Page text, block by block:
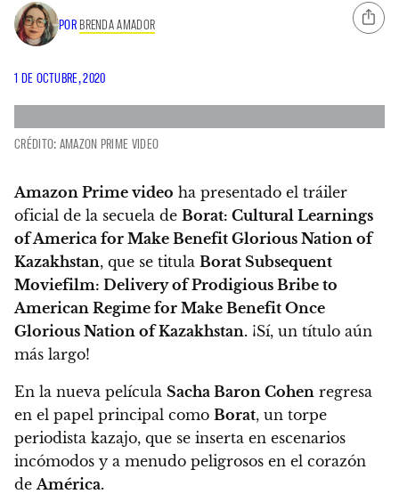
POR BRENDA AMADOR
1 DE OCTUBRE, 2020
CRÉDITO: AMAZON PRIME VIDEO
Amazon Prime video ha presentado el tráiler
oficial de la secuela de Borat: Cultural Learnings
of America for Make Benefit Glorious Nation of
Kazakhstan, que se titula Borat Subsequent
Moviefilm: Delivery of Prodigious Bribe to
American Regime for Make Benefit Once
Glorious Nation of Kazakhstan. ¡Sí, un título aún
más largo!
En la nueva película Sacha Baron Cohen regresa
en el papel principal como Borat, un torpe
periodista kazajo, que se inserta en escenarios
incómodos y a menudo peligrosos en el corazón
de América.